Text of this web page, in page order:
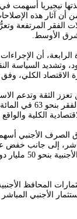
نيجيريا أسهمت في
أن آثار هذه
الفقر المرتفعة
الأوسط.
أن الإجراءات
وتشديد السياسة
الاقتصاد الكلي، وفق
الثقة وتدعم
فإنها، في المقابل، تُفاقم الضغوط
الكلية
الأجنبي
إلى جانب خفض
وأشار إلى أن البنك المركزي
المحافظ
الأجنبي